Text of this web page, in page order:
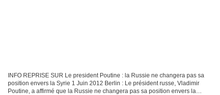
INFO REPRISE SUR Le president Poutine : la Russie ne changera pas sa
position envers la Syrie 1 Juin 2012 Berlin : Le président russe, Vladimir
Poutine, a affirmé que la Russie ne changera pas sa position envers la